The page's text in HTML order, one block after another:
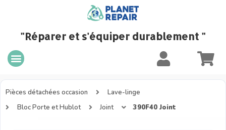
"Réparer et s'équiper durablement "
Pièces détachées occasion
Lave-linge
Bloc Porte et Hublot
Joint 390F40 Joint